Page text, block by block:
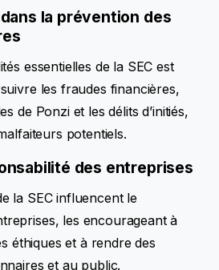
la prévention des
essentielles de la SEC est
les fraudes financières,
de Ponzi et les délits d’initiés,
potentiels.
des entreprises
la SEC influencent le
les encourageant à
éthiques et à rendre des
et au public.